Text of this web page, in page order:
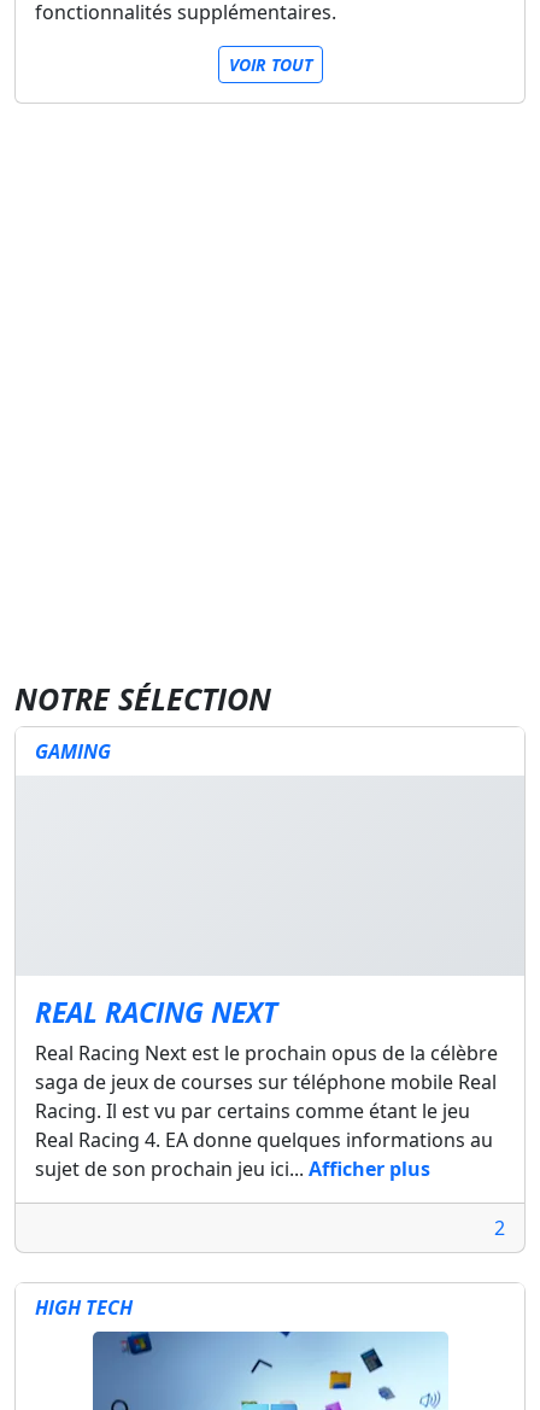
fonctionnalités supplémentaires.
VOIR TOUT
NOTRE SÉLECTION
GAMING
REAL RACING NEXT
Real Racing Next est le prochain opus de la célèbre
saga de jeux de courses sur téléphone mobile Real
Racing. Il est vu par certains comme étant le jeu
Real Racing 4. EA donne quelques informations au
sujet de son prochain jeu ici... Afficher plus
2
HIGH TECH